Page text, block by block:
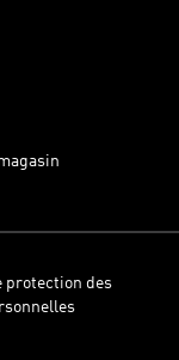
protection des